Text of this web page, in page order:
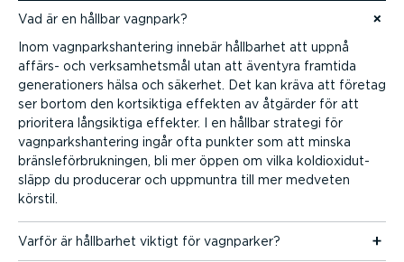
Vad är en hållbar vagnpark?
Hoppa till innehåll
Inom vagnparks­han­tering innebär hållbarhet att uppnå
affärs- och verksam­hetsmål utan att äventyra framtida
genera­tioners hälsa och säkerhet. Det kan kräva att företag
ser bortom den kortsiktiga effekten av åtgärder för att
prioritera långsiktiga effekter. I en hållbar strategi för
vagnparks­han­tering ingår ofta punkter som att minska
bräns­le­för­bruk­ningen, bli mer öppen om vilka koldi­ox­id­ut­
släpp du producerar och uppmuntra till mer medveten
körstil.
Varför är hållbarhet viktigt för vagnparker?